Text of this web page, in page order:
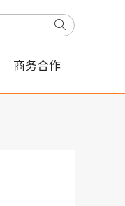
商务合作